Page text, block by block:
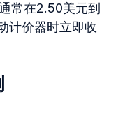
常在2.50美元到
计价器时立即收